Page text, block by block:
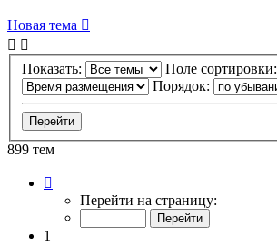
Новая тема
Показать:
Поле сортировки:
Порядок:
899 тем
Перейти на страницу:
1